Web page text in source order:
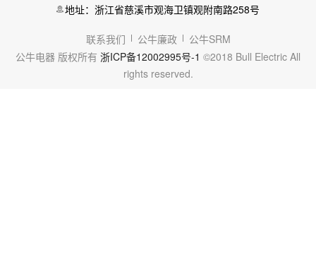
地址：浙江省慈溪市观海卫镇观附南路258号
联系我们 公牛廉政
公牛SRM
公牛电器 版权所有 浙ICP备12002995号-1 ©2018 Bull Electric All
rights reserved.